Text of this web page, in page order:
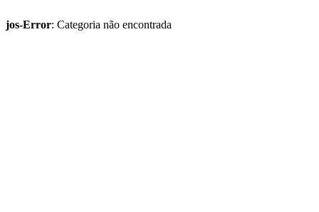
jos-Error: Categoria não encontrada